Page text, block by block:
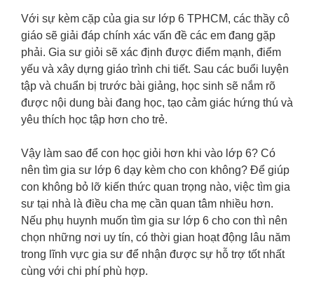
Với sự kèm cặp của gia sư lớp 6 TPHCM, các thầy cô
giáo sẽ giải đáp chính xác vấn đề các em đang gặp
phải. Gia sư giỏi sẽ xác định được điểm mạnh, điểm
yếu và xây dựng giáo trình chi tiết. Sau các buổi luyện
tập và chuẩn bị trước bài giảng, học sinh sẽ nắm rõ
được nội dung bài đang học, tạo cảm giác hứng thú và
yêu thích học tập hơn cho trẻ.
Vậy làm sao để con học giỏi hơn khi vào lớp 6? Có
nên tìm gia sư lớp 6 dạy kèm cho con không? Để giúp
con không bỏ lỡ kiến thức quan trọng nào, việc tìm gia
sư tại nhà là điều cha mẹ cần quan tâm nhiều hơn.
Nếu phụ huynh muốn tìm gia sư lớp 6 cho con thì nên
chọn những nơi uy tín, có thời gian hoạt động lâu năm
trong lĩnh vực gia sư để nhận được sự hỗ trợ tốt nhất
cùng với chi phí phù hợp.